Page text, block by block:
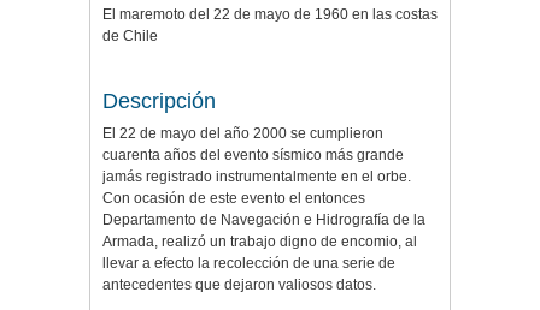
El maremoto del 22 de mayo de 1960 en las costas
de Chile
Descripción
El 22 de mayo del año 2000 se cumplieron
cuarenta años del evento sísmico más grande
jamás registrado instrumentalmente en el orbe.
Con ocasión de este evento el entonces
Departamento de Navegación e Hidrografía de la
Armada, realizó un trabajo digno de encomio, al
llevar a efecto la recolección de una serie de
antecedentes que dejaron valiosos datos.